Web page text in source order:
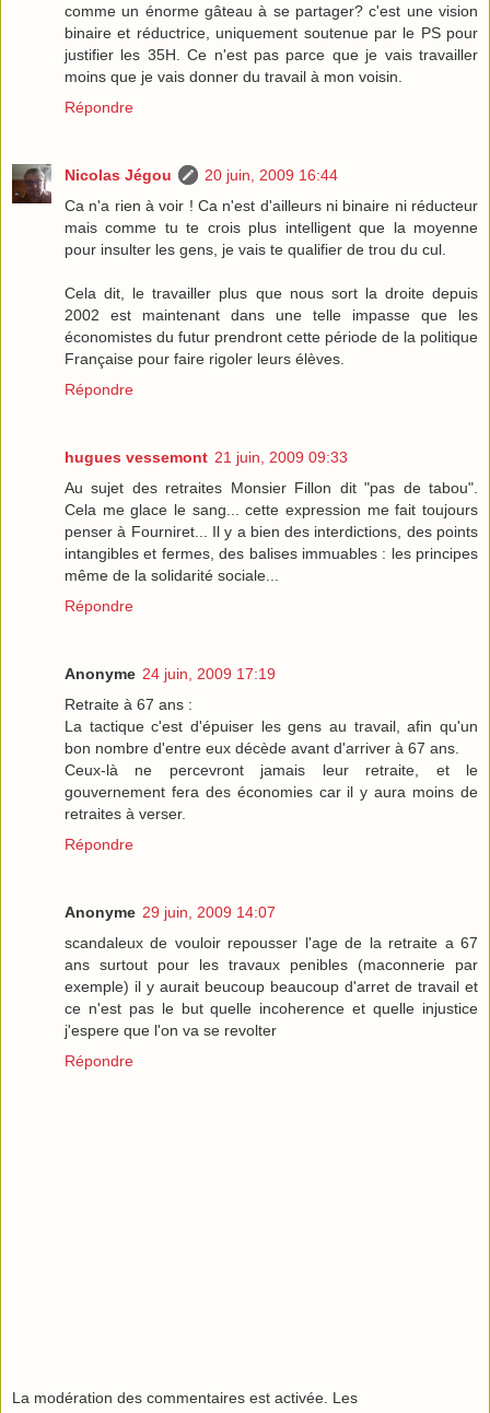
comme un énorme gâteau à se partager? c'est une vision
binaire et réductrice, uniquement soutenue par le PS pour
justifier les 35H. Ce n'est pas parce que je vais travailler
moins que je vais donner du travail à mon voisin.
Répondre
Nicolas Jégou
20 juin, 2009 16:44
Ca n'a rien à voir ! Ca n'est d'ailleurs ni binaire ni réducteur
mais comme tu te crois plus intelligent que la moyenne
pour insulter les gens, je vais te qualifier de trou du cul.
Cela dit, le travailler plus que nous sort la droite depuis
2002 est maintenant dans une telle impasse que les
économistes du futur prendront cette période de la politique
Française pour faire rigoler leurs élèves.
Répondre
hugues vessemont 21 juin, 2009 09:33
Au sujet des retraites Monsier Fillon dit "pas de tabou".
Cela me glace le sang... cette expression me fait toujours
penser à Fourniret... Il y a bien des interdictions, des points
intangibles et fermes, des balises immuables : les principes
même de la solidarité sociale...
Répondre
Anonyme 24 juin, 2009 17:19
Retraite à 67 ans :
La tactique c'est d'épuiser les gens au travail, afin qu'un
bon nombre d'entre eux décède avant d'arriver à 67 ans.
Ceux-là ne percevront jamais leur retraite, et le
gouvernement fera des économies car il y aura moins de
retraites à verser.
Répondre
Anonyme 29 juin, 2009 14:07
scandaleux de vouloir repousser l'age de la retraite a 67
ans surtout pour les travaux penibles (maconnerie par
exemple) il y aurait beucoup beaucoup d'arret de travail et
ce n'est pas le but quelle incoherence et quelle injustice
j'espere que l'on va se revolter
Répondre
La modération des commentaires est activée. Les